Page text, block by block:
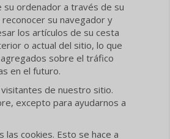
su ordenador a través de su
su navegador y
los artículos de su cesta
o actual del sitio, lo que
sobre el tráfico
en el futuro.
de nuestro sitio.
excepto para ayudarnos a
cookies. Esto se hace a